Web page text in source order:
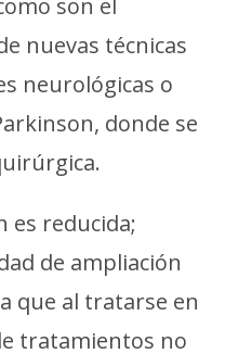
son el
nuevas técnicas
neurológicas o
donde se
es reducida;
de ampliación
que al tratarse en
tratamientos no